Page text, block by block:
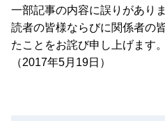
一部記事の内容に誤りがありま
読者の皆様ならびに関係者の
たことをお詫び申し上げます。
（2017年5月19日）